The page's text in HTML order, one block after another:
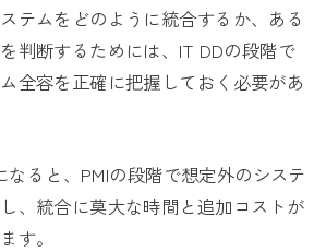
テムをどのように統合するか、ある
判断するためには、IT DDの段階で
全容を正確に把握しておく必要があ
なると、PMIの段階で想定外のシステ
、統合に莫大な時間と追加コストが
す。